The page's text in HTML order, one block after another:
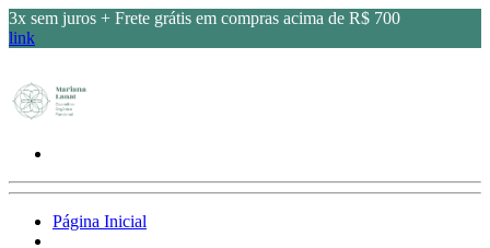
3x sem juros + Frete grátis em compras acima de R$ 700
link
Página Inicial